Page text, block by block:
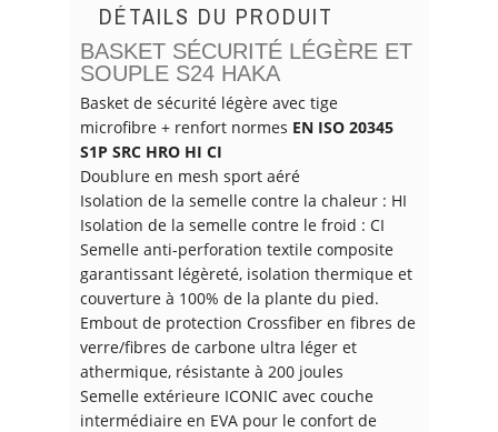
DÉTAILS DU PRODUIT
BASKET SÉCURITÉ LÉGÈRE ET
SOUPLE S24 HAKA
Basket de sécurité légère avec tige
microfibre + renfort normes EN ISO 20345
S1P SRC HRO HI CI
Doublure en mesh sport aéré
Isolation de la semelle contre la chaleur : HI
Isolation de la semelle contre le froid : CI
Semelle anti-perforation textile composite
garantissant légèreté, isolation thermique et
couverture à 100% de la plante du pied.
Embout de protection Crossfiber en fibres de
verre/fibres de carbone ultra léger et
athermique, résistante à 200 joules
Semelle extérieure ICONIC avec couche
intermédiaire en EVA pour le confort de